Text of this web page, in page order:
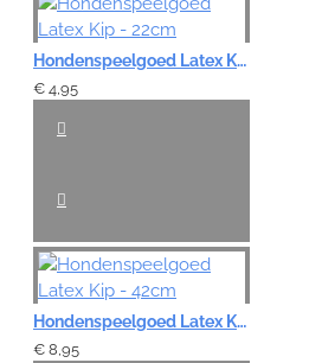
Hondenspeelgoed Latex Kip - 22cm
€ 4,95
Hondenspeelgoed Latex Kip - 42cm
€ 8,95